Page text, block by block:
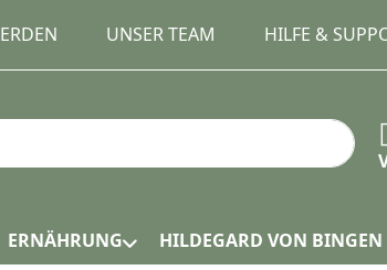
UNSER TEAM HILFE &
ein. Während Sie tippen, erscheinen
ERNÄHRUNG HILDEGARD VON BINGEN